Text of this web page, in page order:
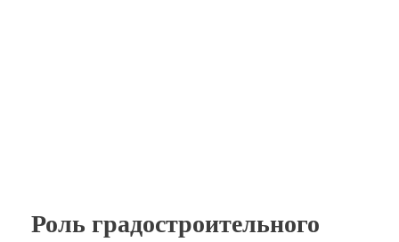
Роль градостроительного